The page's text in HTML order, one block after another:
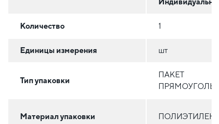
Количество 1
Единицы измерения шт
Тип упаковки
ПАКЕТ
Материал упаковки ПОЛИЭТИЛЕН